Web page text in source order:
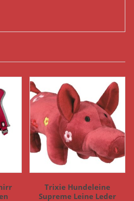
Trixie Hundeleine
Supreme Leine Leder